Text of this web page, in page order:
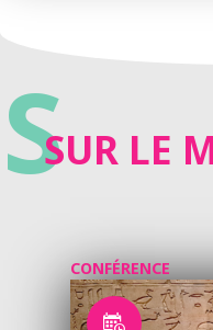
SSUR LE
CONFÉRENCE